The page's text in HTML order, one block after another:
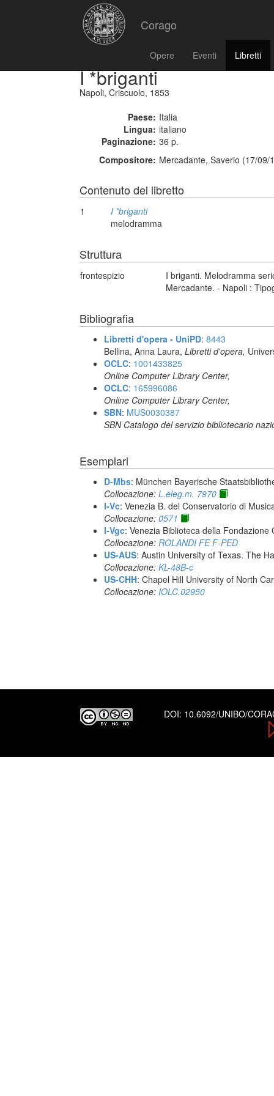
Corago
Opere Eventi Libretti
I *briganti
Napoli, Criscuolo, 1853
Paese: Italia
Lingua: italiano
Paginazione: 36 p.
Compositore: Mercadante, Saverio (17/09/
Contenuto del libretto
1
I *briganti
melodramma
Struttura
frontespizio
I briganti. Melodramma
Mercadante. - Napoli :
Bibliografia
Libretti d'opera - UniPD: 8443
Bellina, Anna Laura, Libretti d'opera,
OCLC: 1001433825
Online Computer Library Center,
OCLC: 165996086
Online Computer Library Center,
SBN: MUS0030387
SBN Catalogo del servizio bibliotecario
Esemplari
D-Mbs: München Bayerische
Collocazione: L.eleg.m. 7970
I-Vc: Venezia B. del Conservatorio di
Collocazione: 0571
I-Vgc: Venezia Biblioteca della Fondazione
Collocazione: ROLANDI FE F-PED
US-AUS: Austin University of Texas. The
Collocazione: KL-48B-c
US-CHH: Chapel Hill University of North
Collocazione: IOLC.02950
DOI: 10.6092/UNIBO/